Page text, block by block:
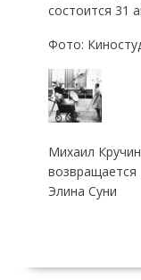
состоится 31
Фото:
Михаил
Элина Суни